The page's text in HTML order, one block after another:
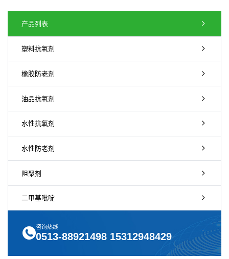
产品列表
塑料抗氧剂
橡胶防老剂
油品抗氧剂
水性抗氧剂
水性防老剂
阻聚剂
二甲基吡啶
咨询热线
0513-88921498 15312948429